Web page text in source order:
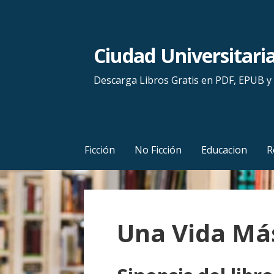
n
t
e
n
i
d
Ciudad
Descarga Libros Gratis en PDF, EPUB y
Ficción No Ficción Educacion
Una Vida